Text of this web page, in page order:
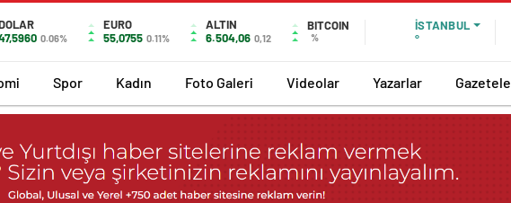
0.06%
EURO
55,0755 0.11%
ALTIN
6.504,06 0,12
BITCOIN
%
İSTANBUL
°
Spor Kadın Foto Galeri Videolar Yazarlar